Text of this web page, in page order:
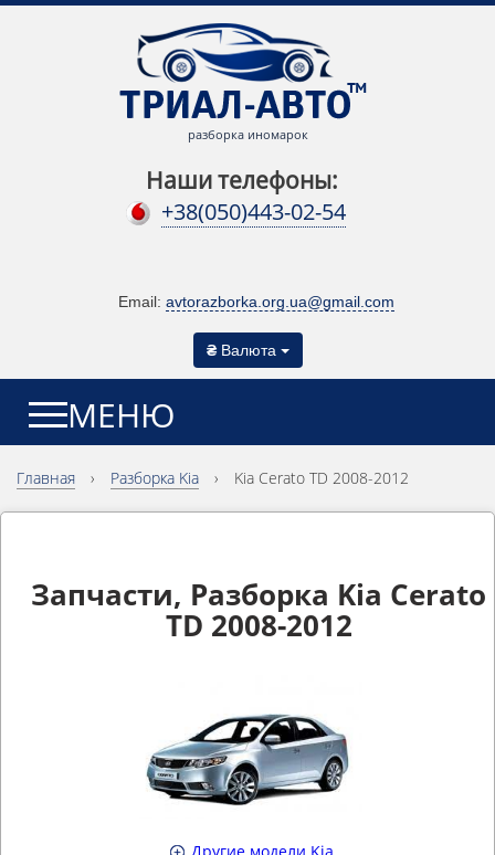
разборка иномарок
Наши телефоны:
+38(050)443-02-54
Email: avtorazborka.org.ua@gmail.com
₴ Валюта
МЕНЮ
Главная › Разборка Kia › Kia Cerato TD 2008-2012
Запчасти, Разборка Kia Cerato
TD 2008-2012